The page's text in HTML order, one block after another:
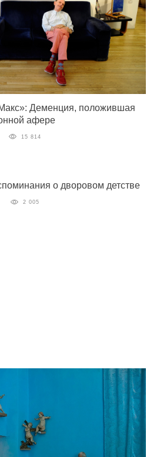
Деменция, положившая
афере
15 814
о дворовом детстве
2 005